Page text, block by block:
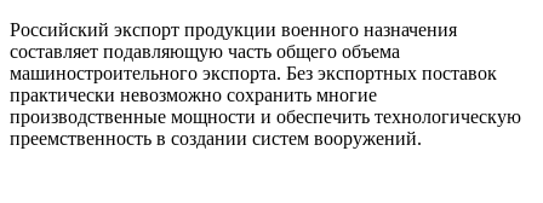
Российский экспорт продукции военного назначения
составляет подавляющую часть общего объема
машиностроительного экспорта. Без экспортных поставок
практически невозможно сохранить многие
производственные мощности и обеспечить технологическую
преемственность в создании систем вооружений.